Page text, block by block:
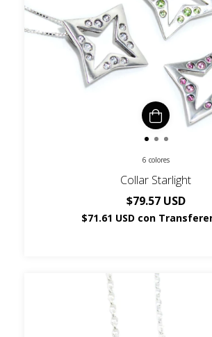
6 colores
Collar Starlight
$79.57 USD
$71.61 USD con